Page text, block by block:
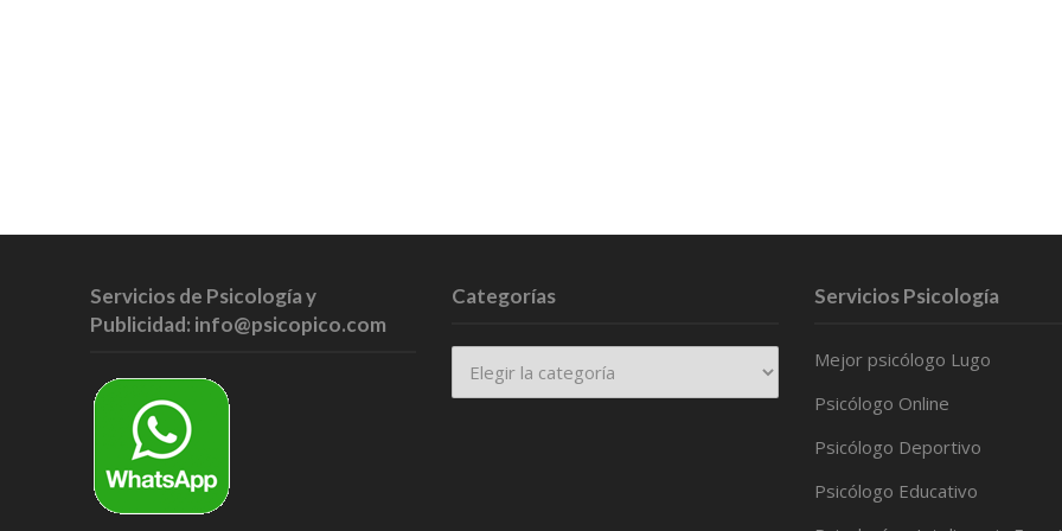
Servicios de Psicología y
Publicidad: info@psicopico.com
Categorías Servicios Psicología
Mejor psicólogo Lugo
Psicólogo Online
Psicólogo Deportivo
Psicólogo Educativo